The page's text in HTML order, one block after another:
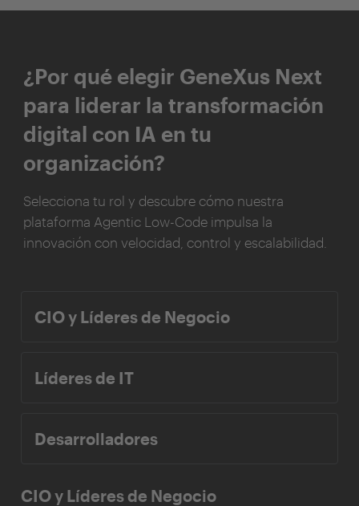
¿Por qué elegir GeneXus Next
para liderar la transformación
digital con IA en tu
organización?
Selecciona tu rol y descubre cómo nuestra
plataforma Agentic Low-Code impulsa la
innovación con velocidad, control y escalabilidad.
CIO y Líderes de Negocio
Líderes de IT
Desarrolladores
CIO y Líderes de Negocio